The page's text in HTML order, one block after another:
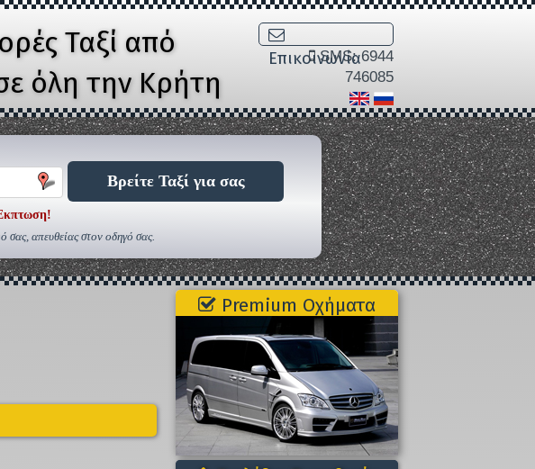
Ταξί από
όλη την Κρήτη
Επικοινωνία
SMS: 6944
746085
Βρείτε Ταξί για σας
σας, απευθείας στον οδηγό σας.
Premium Οχήματα